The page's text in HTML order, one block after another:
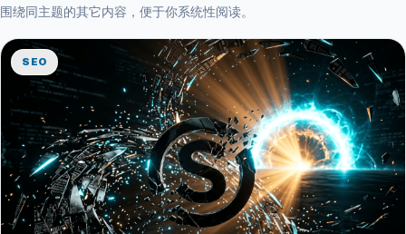
围绕同主题的其它内容，便于你系统性阅读。
SEO